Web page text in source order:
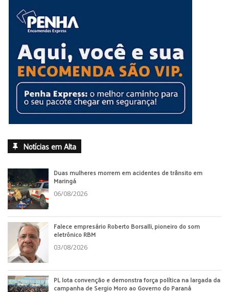
Notícias em Alta
Duas mulheres morrem em acidentes de trânsito em
Maringá
06/08/2026
Falece empresário Roberto Borsalli, pioneiro do som
eletrônico RBM
03/08/2026
PL lota convenção e demonstra força política na largada da
campanha de Sergio Moro ao Governo do Paraná